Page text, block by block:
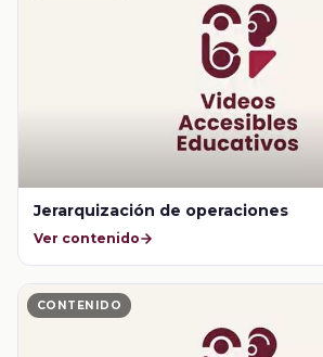
Jerarquización de operaciones
Ver contenido
CONTENIDO